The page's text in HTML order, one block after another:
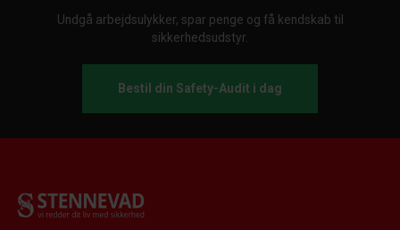
Undgå arbejdsulykker, spar penge og få kendskab til
sikkerhedsudstyr.
Bestil din Safety-Audit i dag